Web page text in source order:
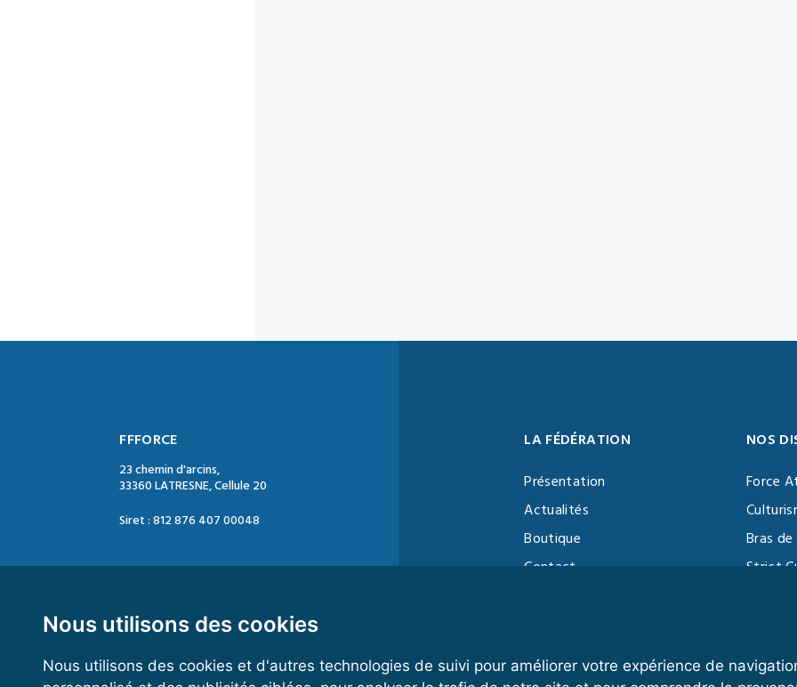
Nous utilisons des cookies
Nous utilisons des cookies et d'autres technologies de suivi pour améliorer votre expérience de
FFFORCE
23 chemin d'arcins,
33360 LATRESNE, Cellule 20
Siret : 812 876 407 00048
Mail : contact@ffforce.fr
Horaires d’ouverture :
LA FÉDÉRATION
Présentation
Actualités
Boutique
Contact
NOS
Force
Bras
Strict